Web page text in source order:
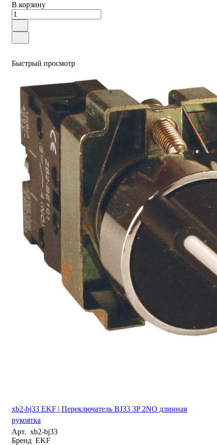
В корзину
Быстрый просмотр
xb2-bj33 EKF | Переключатель BJ33 3P 2NO длинная
рукоятка
Арт. xb2-bj33
Бренд EKF